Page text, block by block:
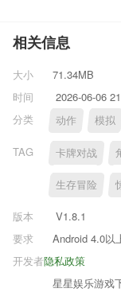
相关信息
大小
71.34MB
时间
2026-06-06
分类
动作 模拟
TAG 卡牌对战
生存冒险
版本
V1.8.1
要求
Android 4.0以
隐私政策
开发者
星星娱乐游戏